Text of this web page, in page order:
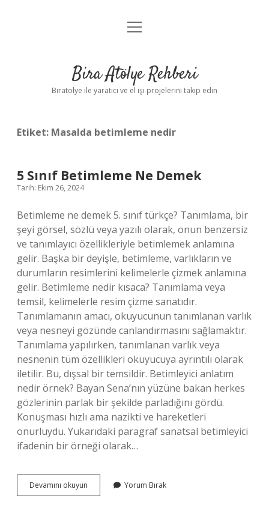
Anasayfa
Yasal Uyarı
menüyü
Bira Atölye Rehberi
Biratolye ile yaratıcı ve el işi projelerini takip edin
Etiket: Masalda betimleme nedir
5 Sınıf Betimleme Ne Demek
Tarih: Ekim 26, 2024
Betimleme ne demek 5. sınıf türkçe? Tanımlama, bir
şeyi görsel, sözlü veya yazılı olarak, onun benzersiz
ve tanımlayıcı özellikleriyle betimlemek anlamına
gelir. Başka bir deyişle, betimleme, varlıkların ve
durumların resimlerini kelimelerle çizmek anlamına
gelir. Betimleme nedir kısaca? Tanımlama veya
temsil, kelimelerle resim çizme sanatıdır.
Tanımlamanın amacı, okuyucunun tanımlanan varlık
veya nesneyi gözünde canlandırmasını sağlamaktır.
Tanımlama yapılırken, tanımlanan varlık veya
nesnenin tüm özellikleri okuyucuya ayrıntılı olarak
iletilir. Bu, dışsal bir temsildir. Betimleyici anlatım
nedir örnek? Bayan Sena’nın yüzüne bakan herkes
gözlerinin parlak bir şekilde parladığını gördü.
Konuşması hızlı ama nazikti ve hareketleri
onurluydu. Yukarıdaki paragraf sanatsal betimleyici
ifadenin bir örneği olarak…
Devamını okuyun
Sınıf
Yorum Bırak